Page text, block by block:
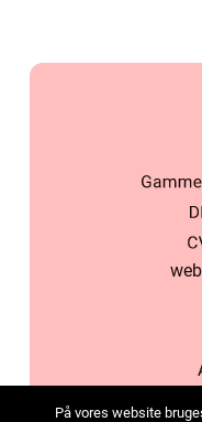
På vores website